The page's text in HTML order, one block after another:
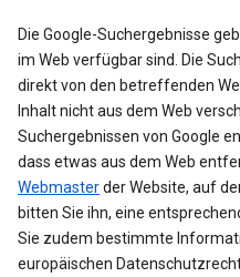
Die Google-Suchergebnisse
im Web verfügbar sind. Die
direkt von den betreffenden
Inhalt nicht aus dem Web
Suchergebnissen von Google
dass etwas aus dem Web
Webmasterder Website, auf
bitten Sie ihn, eine
Sie zudem bestimmte
europäischen